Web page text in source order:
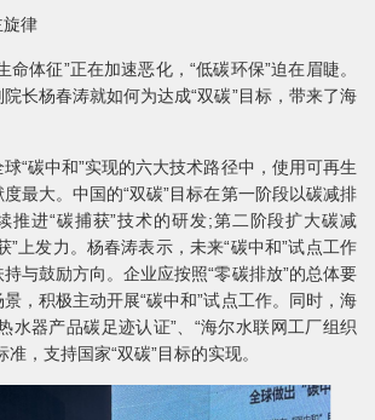
律
体征”正在加速恶化，“低碳环保”迫在眉睫。
长杨春涛就如何为达成“双碳”目标，带来了海
碳中和”实现的六大技术路径中，使用可再生
最大。中国的“双碳”目标在第一阶段以碳减排
推进“碳捕获”技术的研发;第二阶段扩大碳减
”上发力。杨春涛表示，未来“碳中和”试点工作
与鼓励方向。企业应按照“零碳排放”的总体要
，积极主动开展“碳中和”试点工作。同时，海
水器产品碳足迹认证”、“海尔水联网工厂组织
，支持国家“双碳”目标的实现。